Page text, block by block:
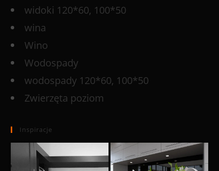
widoki 120*60, 100*50
wina
Wino
Wodospady
wodospady 120*60, 100*50
Zwierzęta poziom
Inspiracje